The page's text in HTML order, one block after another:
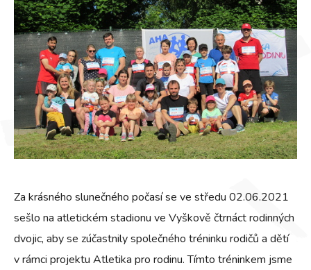
Za krásného slunečného počasí se ve středu 02.06.2021
sešlo na atletickém stadionu ve Vyškově čtrnáct rodinných
dvojic, aby se zúčastnily společného tréninku rodičů a dětí
v rámci projektu Atletika pro rodinu. Tímto tréninkem jsme